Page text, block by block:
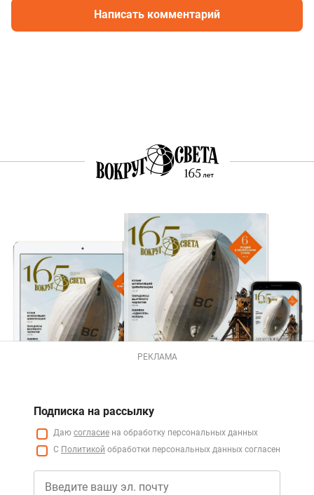
Написать комментарий
РЕКЛАМА
Подписка на рассылку
Даю согласие на обработку персональных данных
С Политикой обработки персональных данных согласен